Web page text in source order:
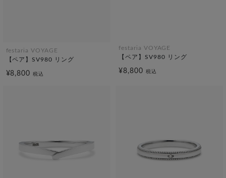
festaria VOYAGE
【ペア】SV980 リング
¥8,800税込
festaria VOYAGE
【ペア】SV980 リング
¥8,800 税込